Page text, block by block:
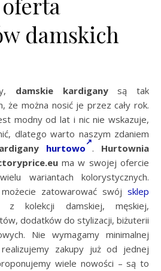
damskich
damskie kardiganysą tak
że można nosić je przez cały rok.
modny od lat i nic nie wskazuje,
dlatego warto naszym zdaniem
hurtowo . Hurtownia
ma w swojej ofercie
wariantach kolorystycznych.
zatowarować swój sklep
z kolekcji damskiej, męskiej,
dodatków do stylizacji, biżuterii
Nie wymagamy minimalnej
zakupy już od jednej
wiele nowości – są to